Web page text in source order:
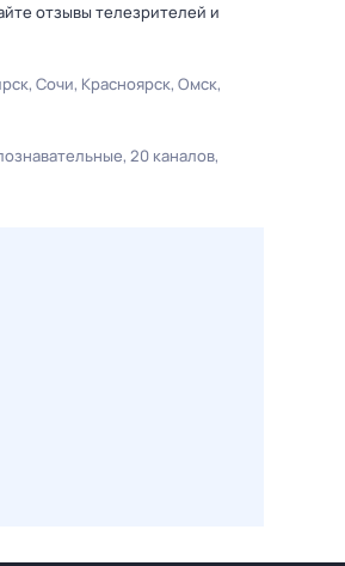
отзывы телезрителей и
Сочи Красноярск Омск
20 каналов